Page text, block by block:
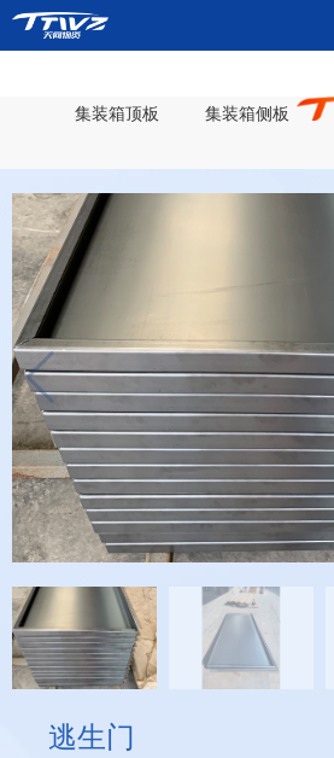
集装箱顶板
集装箱侧板
集装箱门
集装箱角柱
集装箱角件
集装箱底梁
集装箱锁具
集装箱合页
其他配件
解决方案
客户类型
客户现场
智慧天同
生产中心
天同影像
新闻中心
合作服务
服务市场
合作流程
售后保障
走进天同
公司简介
企业文化
联系我们
联系方式
在线留言
集装箱顶板 集装箱侧板
逃生门